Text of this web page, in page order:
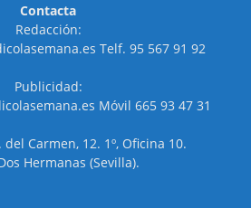
Contacta
Redacción:
Telf. 95 567 91 92
Publicidad:
Móvil 665 93 47 31
Carmen, 12. 1º, Oficina 10.
Hermanas (Sevilla).